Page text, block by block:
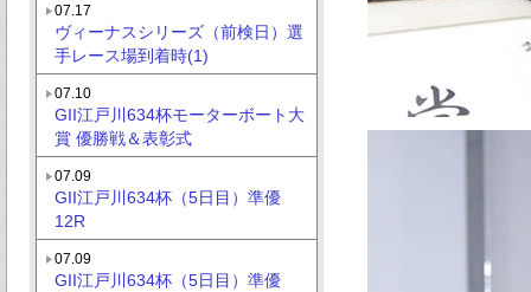
07.17
ヴィーナスシリーズ（前検日）選
手レース場到着時(1)
07.10
GII江戸川634杯モーターボート大
賞 優勝戦＆表彰式
07.09
GII江戸川634杯（5日目）準優
12R
07.09
GII江戸川634杯（5日目）準優